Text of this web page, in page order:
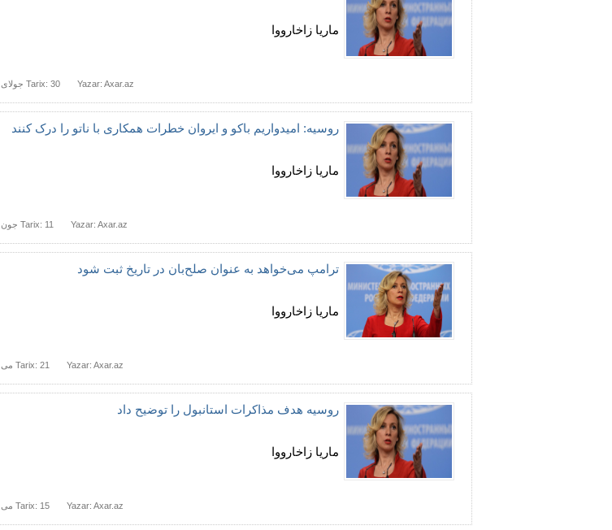
ماریا زاخارووا
Tarix: 30 جولای 2025 15:55 Yazar: Axar.az
روسیه: امیدواریم باکو و ایروان خطرات همکاری با ناتو را درک کنند
ماریا زاخارووا
Tarix: 11 جون 2025 17:58 Yazar: Axar.az
ترامپ می‌خواهد به عنوان صلح‌بان در تاریخ ثبت شود
ماریا زاخارووا
Tarix: 21 می 2025 15:25 Yazar: Axar.az
روسیه هدف مذاکرات استانبول را توضیح داد
ماریا زاخارووا
Tarix: 15 می 2025 16:06 Yazar: Axar.az